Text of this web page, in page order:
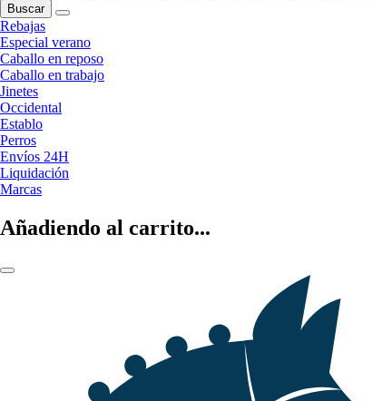
Buscar
Rebajas
Especial verano
Caballo en reposo
Caballo en trabajo
Jinetes
Occidental
Establo
Perros
Envíos 24H
Liquidación
Marcas
Añadiendo al carrito...